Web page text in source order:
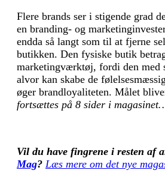
Flere brands ser i stigende grad
en branding- og
endda så langt som til at fjerne
butikken. Den fysiske butik
marketingværktøj, fordi den med
alvor kan skabe de
øger brandloyaliteten. Målet
fortsættes på 8 sider i
Vil du have fingrene i resten af
Mag? Læs mere om det nye